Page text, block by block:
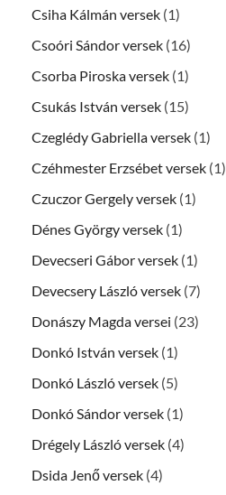
Csiha Kálmán versek (1)
Csoóri Sándor versek (16)
Csorba Piroska versek (1)
Csukás István versek (15)
Czeglédy Gabriella versek (1)
Czéhmester Erzsébet versek (1)
Czuczor Gergely versek (1)
Dénes György versek (1)
Devecseri Gábor versek (1)
Devecsery László versek (7)
Donászy Magda versei (23)
Donkó István versek (1)
Donkó László versek (5)
Donkó Sándor versek (1)
Drégely László versek (4)
Dsida Jenő versek (4)